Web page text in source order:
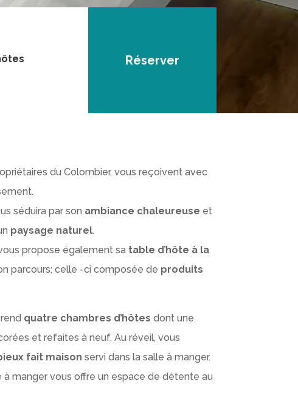
Réserver
du Colombier, vous reçoivent avec
séduira par son ambiance chaleureuse et
paysage naturel.
propose également sa table d’hôte à la
parcours; celle -ci composée de produits
quatre chambres d’hôtes dont une
et refaites à neuf. Au réveil, vous
fait maison servi dans la salle à manger.
à manger vous offre un espace de détente au